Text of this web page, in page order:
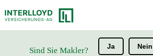
Sind Sie Makler? Ja Nein